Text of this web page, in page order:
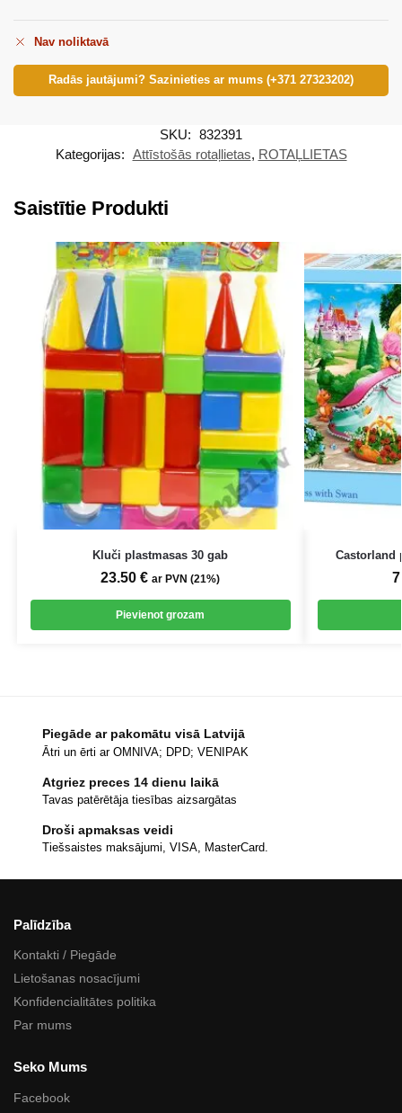
Nav noliktavā
Radās jautājumi? Sazinieties ar mums (+371 27323202)
SKU: 832391
Kategorijas: Attīstošās rotaļlietas, ROTAĻLIETAS
Saistītie Produkti
Kluči plastmasas 30 gab
23.50€ ar PVN (21%)
Pievienot grozam
Castorland
Piegāde ar pakomātu visā Latvijā
Ātri un ērti ar OMNIVA; DPD; VENIPAK
Atgriez preces 14 dienu laikā
Tavas patērētāja tiesības aizsargātas
Droši apmaksas veidi
Tiešsaistes maksājumi, VISA, MasterCard.
Palīdzība
Kontakti / Piegāde
Lietošanas nosacījumi
Konfidencialitātes politika
Par mums
Seko Mums
Facebook